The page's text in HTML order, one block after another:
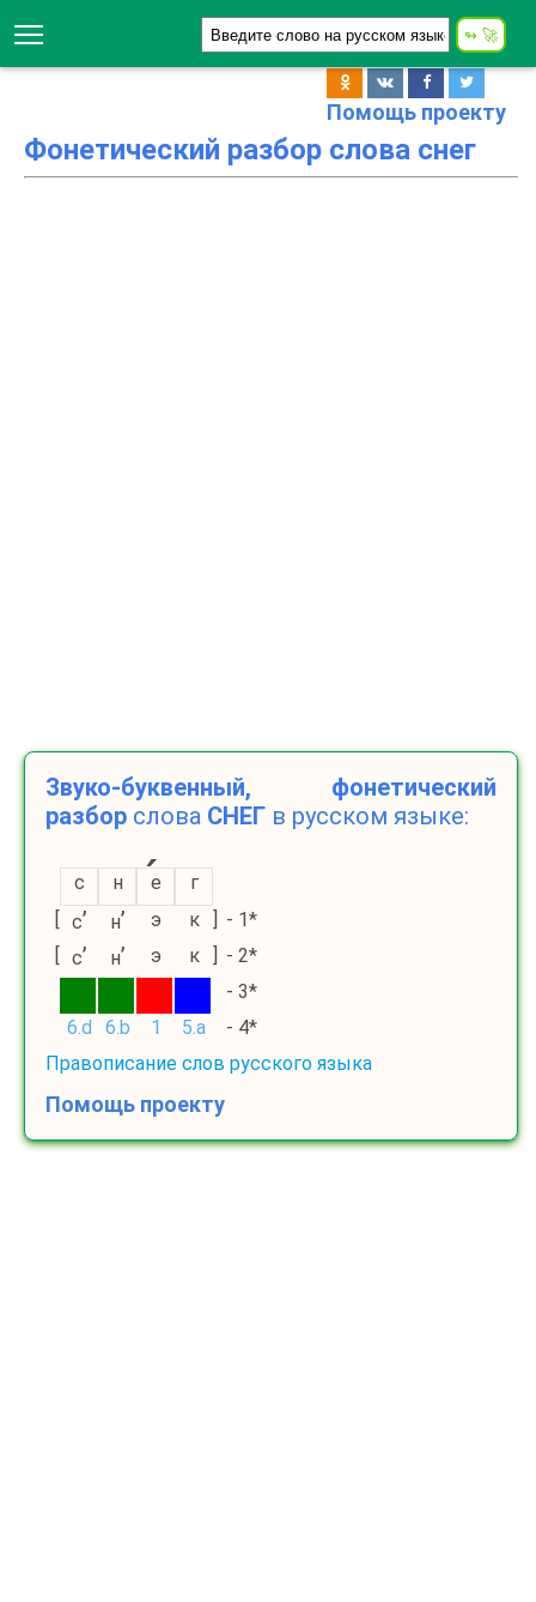
Помощь проекту
Фонетический разбор слова снег
Звуко-буквенный, фонетический
разбор слова СНЕГ в русском языке:
с н е
г
[ с’ н’ э к ] - 1*
[ с’ н’ э к ] - 2*
- 3*
6.d
6.b 1 5.a
- 4*
Правописание слов русского языка
Помощь проекту